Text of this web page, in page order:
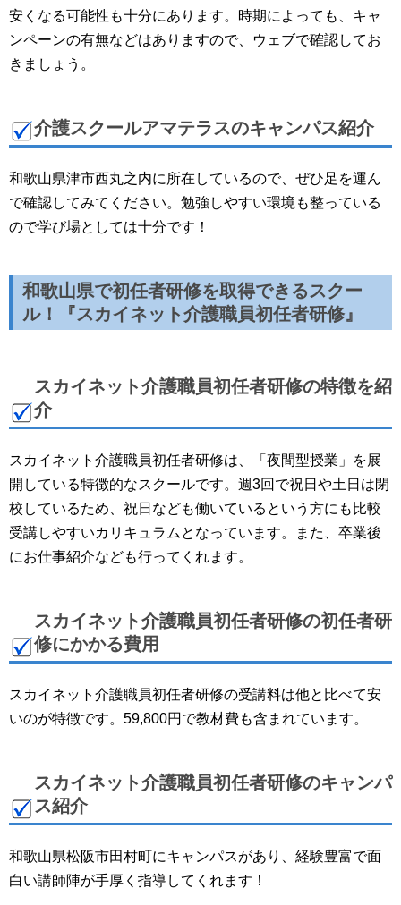
安くなる可能性も十分にあります。時期によっても、キャ
ンペーンの有無などはありますので、ウェブで確認してお
きましょう。
介護スクールアマテラスのキャンパス紹介
和歌山県津市西丸之内に所在しているので、ぜひ足を運ん
で確認してみてください。勉強しやすい環境も整っている
ので学び場としては十分です！
和歌山県で初任者研修を取得できるスクー
ル！『スカイネット介護職員初任者研修』
スカイネット介護職員初任者研修の特徴を紹
介
スカイネット介護職員初任者研修は、「夜間型授業」を展
開している特徴的なスクールです。週3回で祝日や土日は閉
校しているため、祝日なども働いているという方にも比較
受講しやすいカリキュラムとなっています。また、卒業後
にお仕事紹介なども行ってくれます。
スカイネット介護職員初任者研修の初任者研
修にかかる費用
スカイネット介護職員初任者研修の受講料は他と比べて安
いのが特徴です。59,800円で教材費も含まれています。
スカイネット介護職員初任者研修のキャンパ
ス紹介
和歌山県松阪市田村町にキャンパスがあり、経験豊富で面
白い講師陣が手厚く指導してくれます！